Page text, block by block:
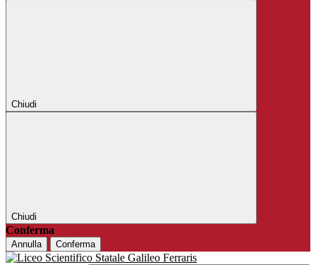
Chiudi
Chiudi
Conferma
Annulla Conferma